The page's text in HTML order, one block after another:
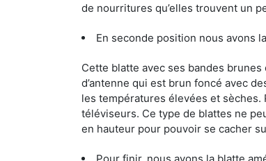
de nourritures qu’elles trouvent un
En seconde position nous avons
Cette blatte avec ses bandes
d’antenne qui est brun foncé avec
les températures élevées et
téléviseurs. Ce type de blattes ne
en hauteur pour pouvoir se cacher